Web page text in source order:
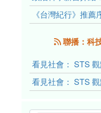
聯播：科